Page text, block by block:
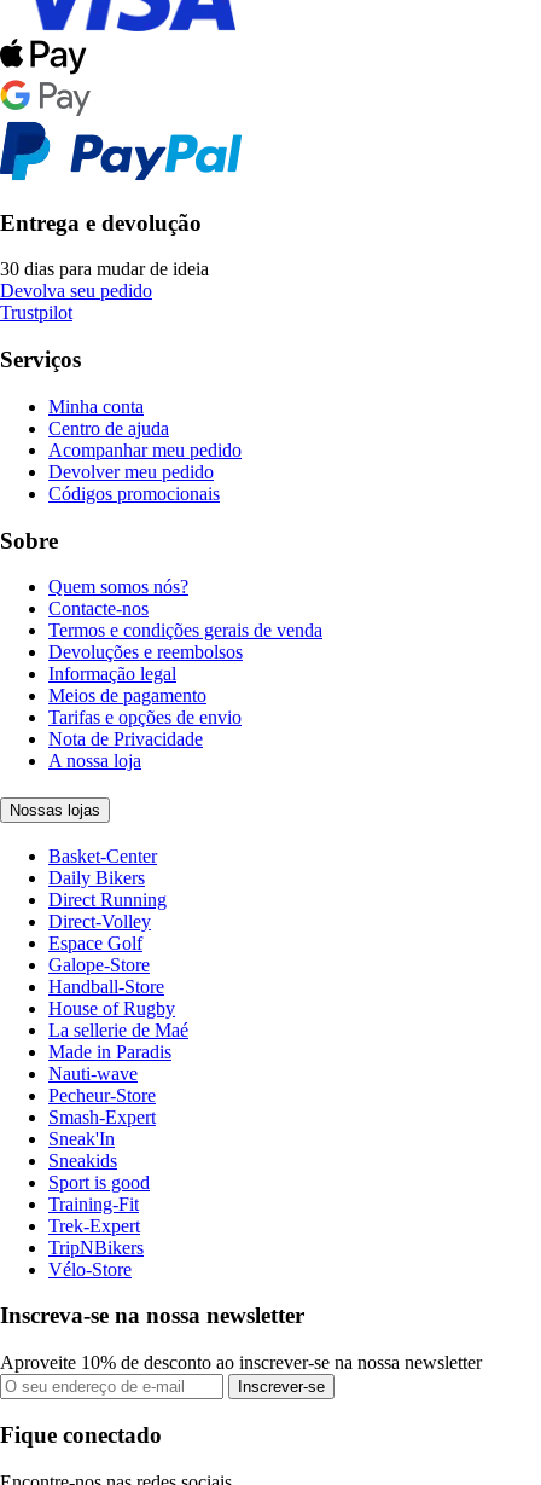
Entrega e devolução
30 dias para mudar de ideia
Devolva seu pedido
Trustpilot
Serviços
Minha conta
Centro de ajuda
Acompanhar meu pedido
Devolver meu pedido
Códigos promocionais
Sobre
Quem somos nós?
Contacte-nos
Termos e condições gerais de venda
Devoluções e reembolsos
Informação legal
Meios de pagamento
Tarifas e opções de envio
Nota de Privacidade
A nossa loja
Nossas lojas
Basket-Center
Daily Bikers
Direct Running
Direct-Volley
Espace Golf
Galope-Store
Handball-Store
House of Rugby
La sellerie de Maé
Made in Paradis
Nauti-wave
Pecheur-Store
Smash-Expert
Sneak'In
Sneakids
Sport is good
Training-Fit
Trek-Expert
TripNBikers
Vélo-Store
Inscreva-se na nossa newsletter
Aproveite 10% de desconto ao inscrever-se na nossa newsletter
Inscrever-se
Fique conectado